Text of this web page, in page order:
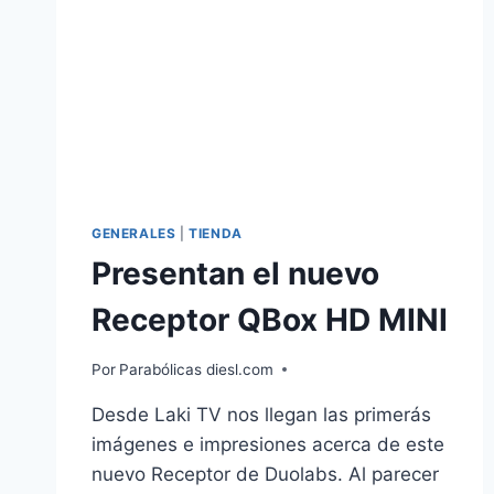
GENERALES |TIENDA
Presentan el nuevo
Receptor QBox HD MINI
Por Parabólicas diesl.com
Desde Laki TV nos llegan las primerás
imágenes e impresiones acerca de este
nuevo Receptor de Duolabs. Al parecer